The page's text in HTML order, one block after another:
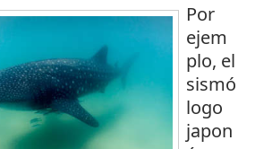
Por
ejem
plo, el
sismó
logo
japon